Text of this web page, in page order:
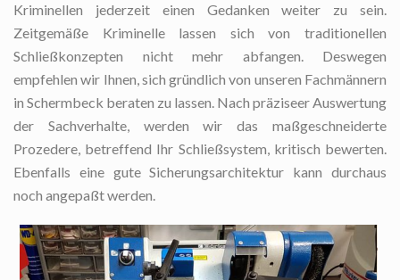
Kriminellen jederzeit einen Gedanken weiter zu sein.
Zeitgemäße Kriminelle lassen sich von traditionellen
Schließkonzepten nicht mehr abfangen. Deswegen
empfehlen wir Ihnen, sich gründlich von unseren Fachmännern
in Schermbeck beraten zu lassen. Nach präziseer Auswertung
der Sachverhalte, werden wir das maßgeschneiderte
Prozedere, betreffend Ihr Schließsystem, kritisch bewerten.
Ebenfalls eine gute Sicherungsarchitektur kann durchaus
noch angepaßt werden.